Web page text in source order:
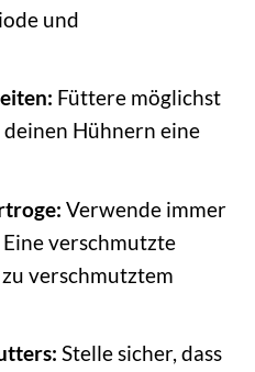
und
Füttere möglichst
Hühnern eine
Verwende immer
verschmutzte
verschmutztem
Stelle sicher, dass